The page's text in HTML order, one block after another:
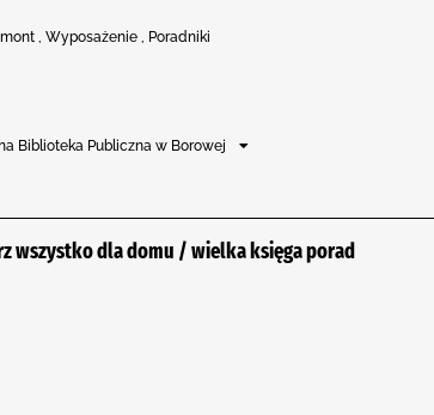
, Wyposażenie , Poradniki
Biblioteka Publiczna w Borowej
wszystko dla domu / wielka księga porad